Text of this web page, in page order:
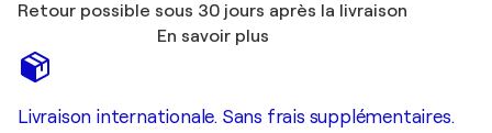
Retour possible sous 30 jours après la livraison
En savoir plus
Livraison internationale. Sans frais supplémentaires.